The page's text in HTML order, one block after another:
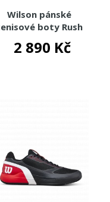
Wilson pánské
boty Rush
2 890 Kč